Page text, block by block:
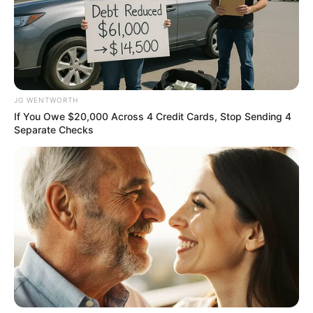
How They Made Little Simba Look So Lifelike in
'The Lion King'
BRAINBERRIES
JG WENTWORTH
If You Owe $20,000 Across 4 Credit Cards, Stop Sending 4
Separate Checks